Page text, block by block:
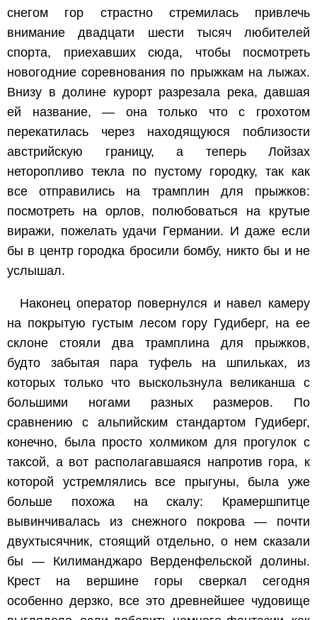
снегом гор страстно стремилась привлечь
внимание двадцати шести тысяч любителей
спорта, приехавших сюда, чтобы посмотреть
новогодние соревнования по прыжкам на лыжах.
Внизу в долине курорт разрезала река, давшая
ей название, — она только что с грохотом
перекатилась через находящуюся поблизости
австрийскую границу, а теперь Лойзах
неторопливо текла по пустому городку, так как
все отправились на трамплин для прыжков:
посмотреть на орлов, полюбоваться на крутые
виражи, пожелать удачи Германии. И даже если
бы в центр городка бросили бомбу, никто бы и не
услышал.
Наконец оператор повернулся и навел камеру
на покрытую густым лесом гору Гудиберг, на ее
склоне стояли два трамплина для прыжков,
будто забытая пара туфель на шпильках, из
которых только что выскользнула великанша с
большими ногами разных размеров. По
сравнению с альпийским стандартом Гудиберг,
конечно, была просто холмиком для прогулок с
таксой, а вот располагавшаяся напротив гора, к
которой устремлялись все прыгуны, была уже
больше похожа на скалу: Крамершпитце
вывинчивалась из снежного покрова — почти
двухтысячник, стоящий отдельно, о нем сказали
бы — Килиманджаро Верденфельской долины.
Крест на вершине горы сверкал сегодня
особенно дерзко, все это древнейшее чудовище